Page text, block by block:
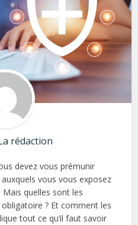
rédaction
devez vous prémunir
vous vous exposez
quelles sont les
? Et comment les
tout ce qu’il faut savoir